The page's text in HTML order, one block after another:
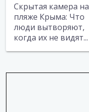
Скрытая камера на
пляже Крыма: Что
люди вытворяют,
когда их не видят...